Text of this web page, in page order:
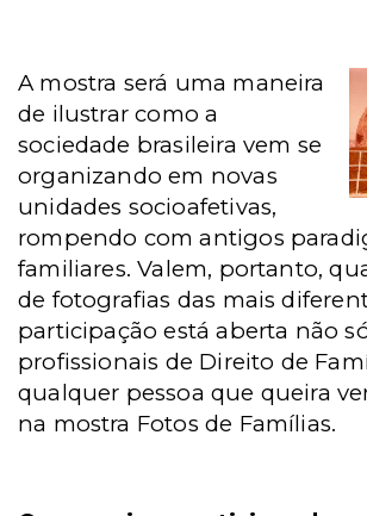
A mostra será uma maneira
de ilustrar como a
sociedade brasileira vem se
organizando em novas
unidades socioafetivas,
rompendo com antigos
familiares. Valem, portanto,
de fotografias das mais
participação está aberta não
profissionais de Direito de
qualquer pessoa que queira
na mostra Fotos de Famílias.